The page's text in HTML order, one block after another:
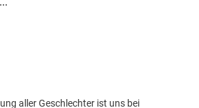
aller Geschlechter ist uns bei